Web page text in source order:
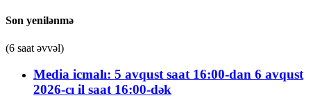
Son yenilənmə
(6 saat əvvəl)
Media icmalı: 5 avqust saat 16:00-dan 6 avqust
2026-cı il saat 16:00-dək